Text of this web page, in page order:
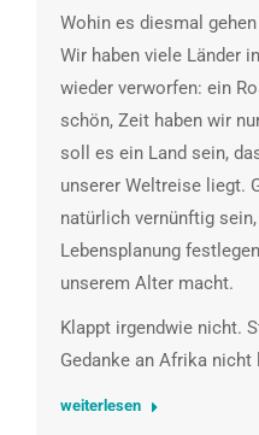
Wohin es diesmal
Wir haben viele Länder
wieder verworfen: ein
schön, Zeit haben wir
soll es ein Land sein,
unserer Weltreise liegt.
natürlich vernünftig
Lebensplanung
unserem Alter macht.
Klappt irgendwie nicht.
Gedanke an Afrika nicht
weiterlesen